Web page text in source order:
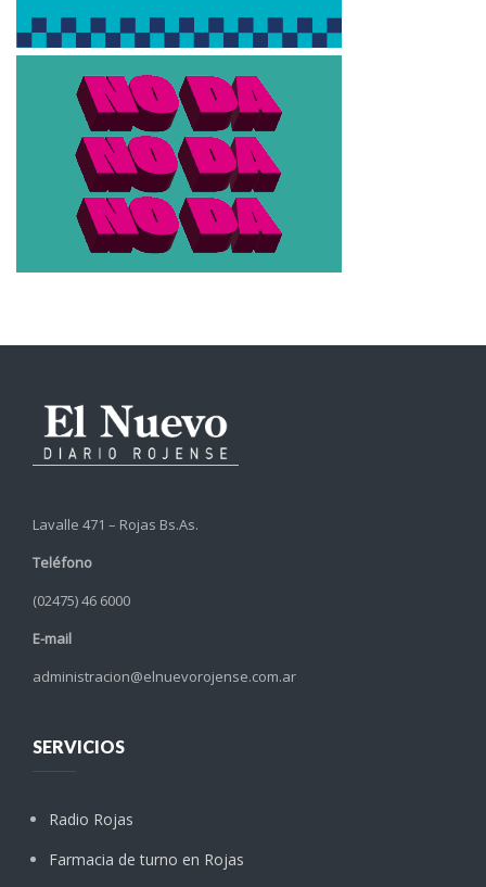
Lavalle 471 – Rojas Bs.As.
Teléfono
(02475) 46 6000
E-mail
administracion@elnuevorojense.com.ar
SERVICIOS
Radio Rojas
Farmacia de turno en Rojas